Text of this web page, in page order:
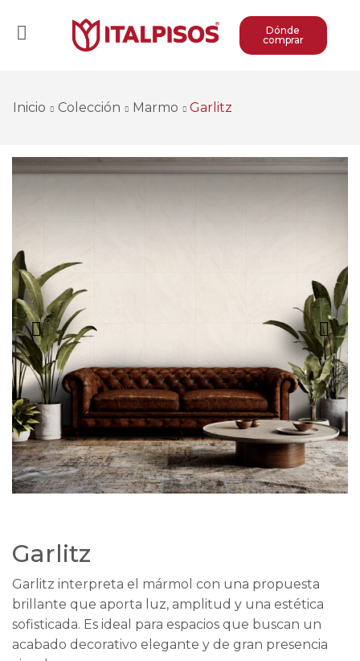
Dónde
comprar
Inicio Colección Marmo Garlitz
Garlitz
Garlitz interpreta el mármol con una propuesta
brillante que aporta luz, amplitud y una estética
sofisticada. Es ideal para espacios que buscan un
acabado decorativo elegante y de gran presencia